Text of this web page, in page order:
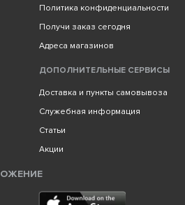
Политика конфиденциальности
Получи заказ сегодня
Адреса магазинов
ДОПОЛНИТЕЛЬНЫЕ СЕРВИСЫ
Доставка и пункты самовывоза
Служебная информация
Статьи
Акции